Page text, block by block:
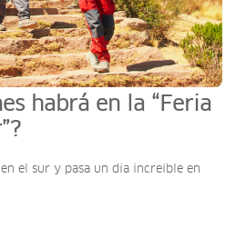
habrá en la “Feria
el sur y pasa un día increíble en